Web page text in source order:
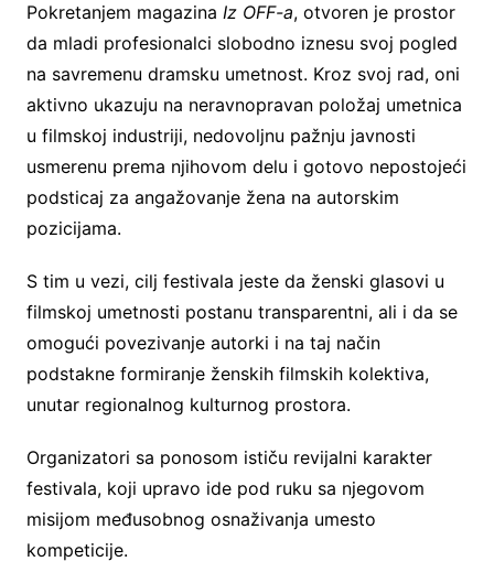
Pokretanjem magazina Iz OFF-a, otvoren je prostor
da mladi profesionalci slobodno iznesu svoj pogled
na savremenu dramsku umetnost. Kroz svoj rad, oni
aktivno ukazuju na neravnopravan položaj umetnica
u filmskoj industriji, nedovoljnu pažnju javnosti
usmerenu prema njihovom delu i gotovo nepostojeći
podsticaj za angažovanje žena na autorskim
pozicijama.
S tim u vezi, cilj festivala jeste da ženski glasovi u
filmskoj umetnosti postanu transparentni, ali i da se
omogući povezivanje autorki i na taj način
podstakne formiranje ženskih filmskih kolektiva,
unutar regionalnog kulturnog prostora.
Organizatori sa ponosom ističu revijalni karakter
festivala, koji upravo ide pod ruku sa njegovom
misijom međusobnog osnaživanja umesto
kompeticije.